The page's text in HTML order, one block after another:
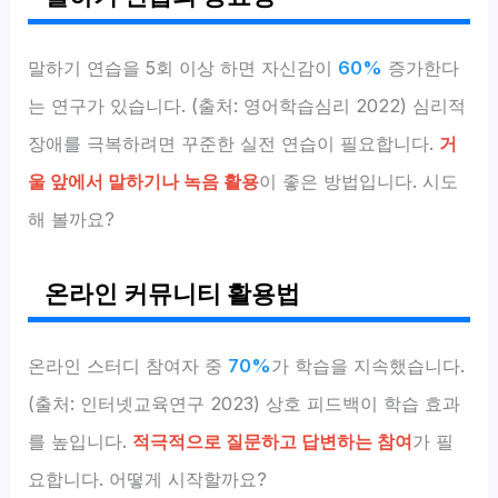
말하기 연습을 5회 이상 하면 자신감이 60% 증가한다
는 연구가 있습니다. (출처: 영어학습심리 2022) 심리적
장애를 극복하려면 꾸준한 실전 연습이 필요합니다. 거
울 앞에서 말하기나 녹음 활용이 좋은 방법입니다. 시도
해 볼까요?
온라인 커뮤니티 활용법
온라인 스터디 참여자 중 70%가 학습을 지속했습니다.
(출처: 인터넷교육연구 2023) 상호 피드백이 학습 효과
를 높입니다. 적극적으로 질문하고 답변하는 참여가 필
요합니다. 어떻게 시작할까요?